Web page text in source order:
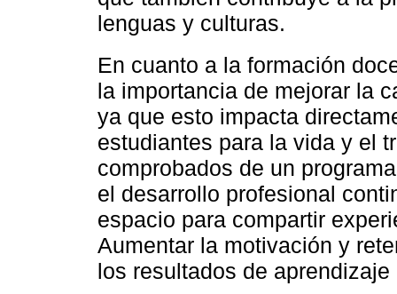
lenguas y culturas.
En cuanto a la formación
la importancia de mejorar la
ya que esto impacta
estudiantes para la vida y el
comprobados de un
el desarrollo profesional
espacio para compartir
Aumentar la motivación y
los resultados de